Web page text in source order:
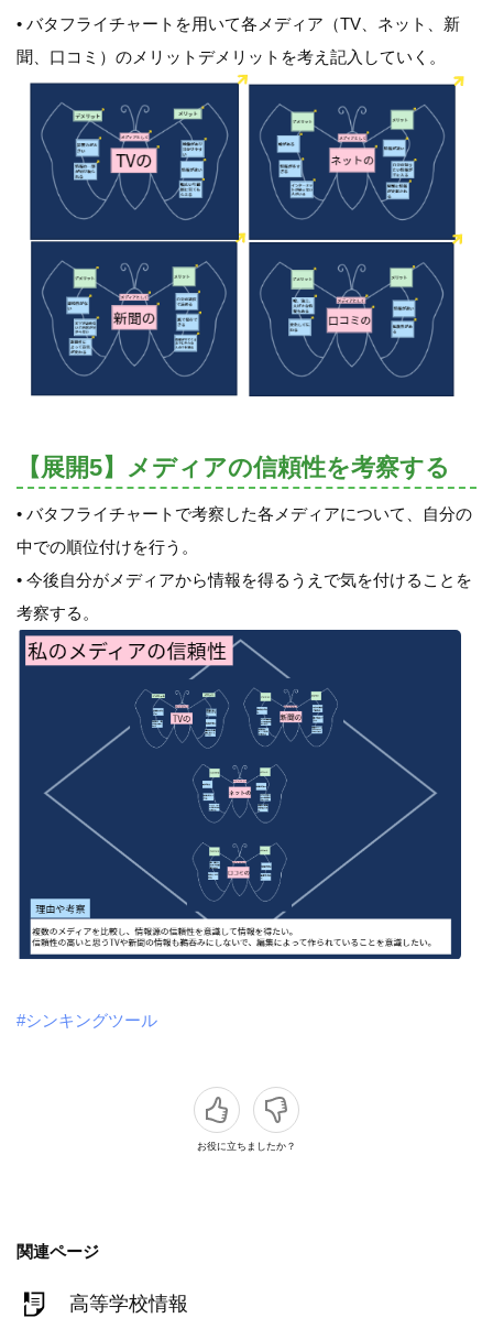
• バタフライチャートを用いて各メディア（TV、ネット、新
聞、口コミ）のメリットデメリットを考え記入していく。
【展開5】メディアの信頼性を考察する
• バタフライチャートで考察した各メディアについて、自分の
中での順位付けを行う。
• 今後自分がメディアから情報を得るうえで気を付けることを
考察する。
#シンキングツール
お役に立ちましたか？
関連ページ
高等学校情報